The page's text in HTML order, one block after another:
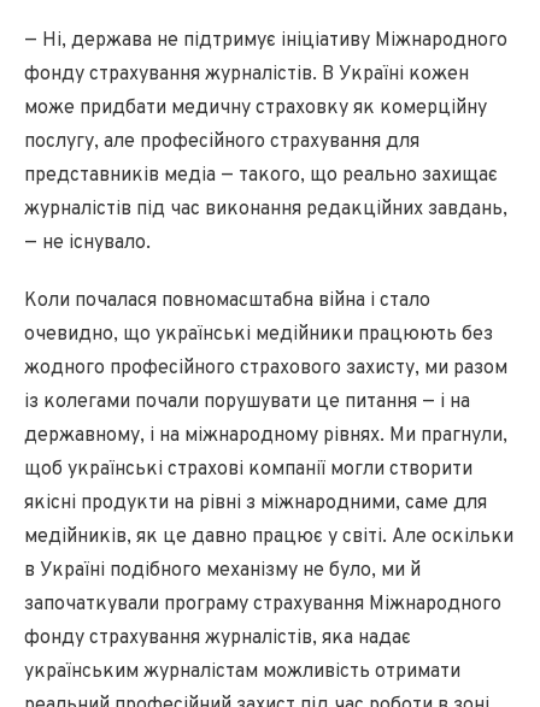
— Ні, держава не підтримує ініціативу Міжнародного
фонду страхування журналістів. В Україні кожен
може придбати медичну страховку як комерційну
послугу, але професійного страхування для
представників медіа — такого, що реально захищає
журналістів під час виконання редакційних завдань,
— не існувало.
Коли почалася повномасштабна війна і стало
очевидно, що українські медійники працюють без
жодного професійного страхового захисту, ми разом
із колегами почали порушувати це питання — і на
державному, і на міжнародному рівнях. Ми прагнули,
щоб українські страхові компанії могли створити
якісні продукти на рівні з міжнародними, саме для
медійників, як це давно працює у світі. Але оскільки
в Україні подібного механізму не було, ми й
започаткували програму страхування Міжнародного
фонду страхування журналістів, яка надає
українським журналістам можливість отримати